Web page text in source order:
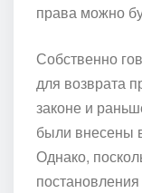
права можно
Собственно
для возврата
законе и
были внесены
Однако,